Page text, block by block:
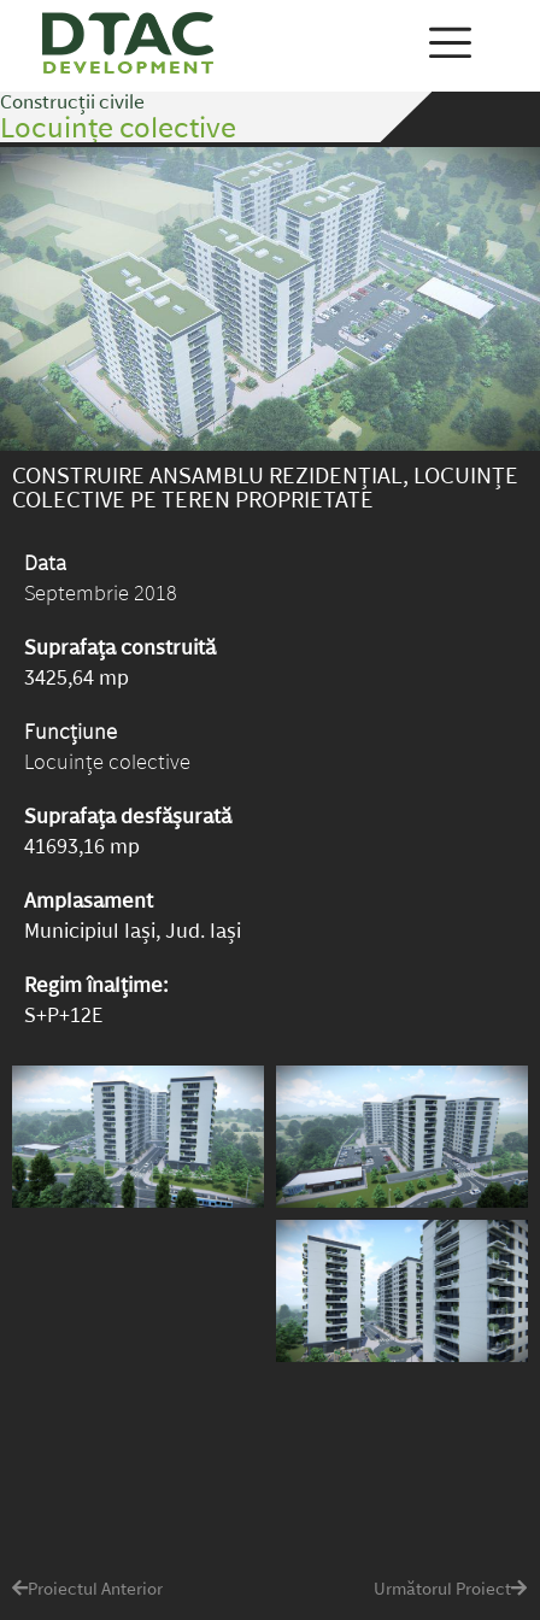
Construcții civile
Locuințe colective
CONSTRUIRE ANSAMBLU REZIDENȚIAL, LOCUINȚE
COLECTIVE PE TEREN PROPRIETATE
Data
Septembrie 2018
Suprafața construită
3425,64 mp
Funcțiune
Locuințe colective
Suprafața desfășurată
41693,16 mp
Amplasament
Municipiul Iași, Jud. Iași
Regim înalțime:
S+P+12E
Proiectul Anterior Următorul Proiect